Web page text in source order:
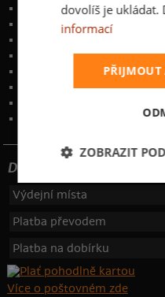
Poštovné a způsoby
Garance výměny či vrácení
Zakázkový potisk textilu
Obchodní podmínky
Ochrana osobních údajů
Dotujeme poštovné
Výdejní místa
Platba převodem
Platba na dobírku
Více o poštovném zde
dovolíš je ukládat.
informací
ZOBRAZIT